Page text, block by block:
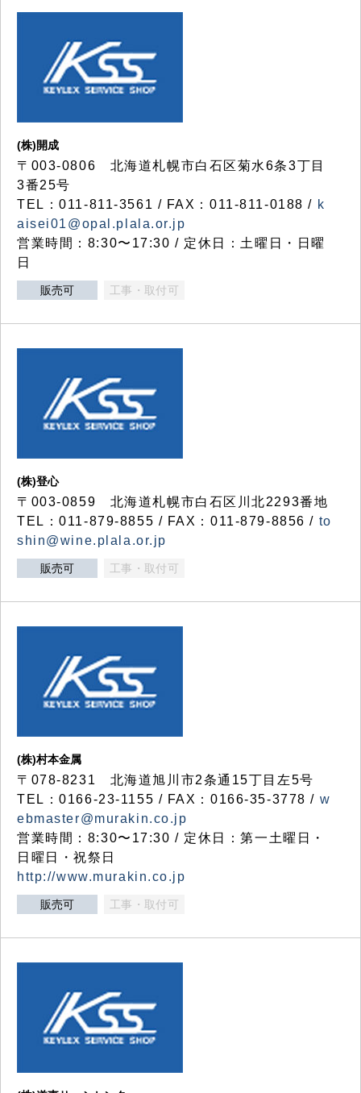
(株)開成
〒003-0806 北海道札幌市白石区菊水6条3丁目
3番25号
TEL：011-811-3561 / FAX：011-811-0188 / k
aisei01@opal.plala.or.jp
営業時間：8:30〜17:30 / 定休日：土曜日・日曜
日
販売可 工事・取付可
(株)登心
〒003-0859 北海道札幌市白石区川北2293番地
TEL：011-879-8855 / FAX：011-879-8856 / to
shin@wine.plala.or.jp
販売可 工事・取付可
(株)村本金属
〒078-8231 北海道旭川市2条通15丁目左5号
TEL：0166-23-1155 / FAX：0166-35-3778 / w
ebmaster@murakin.co.jp
営業時間：8:30〜17:30 / 定休日：第一土曜日・
日曜日・祝祭日
http://www.murakin.co.jp
販売可 工事・取付可